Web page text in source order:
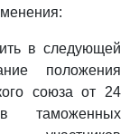
в следующей
положения
союза от 24
таможенных